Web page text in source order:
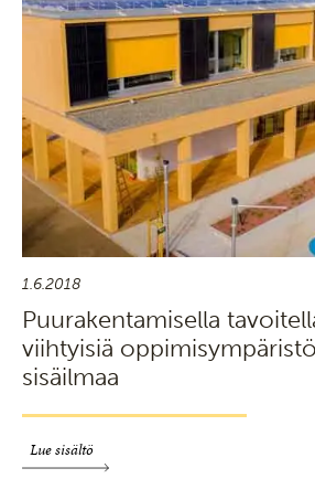
1.6.2018
Puurakentamisella
viihtyisiä
sisäilmaa
Lue sisältö